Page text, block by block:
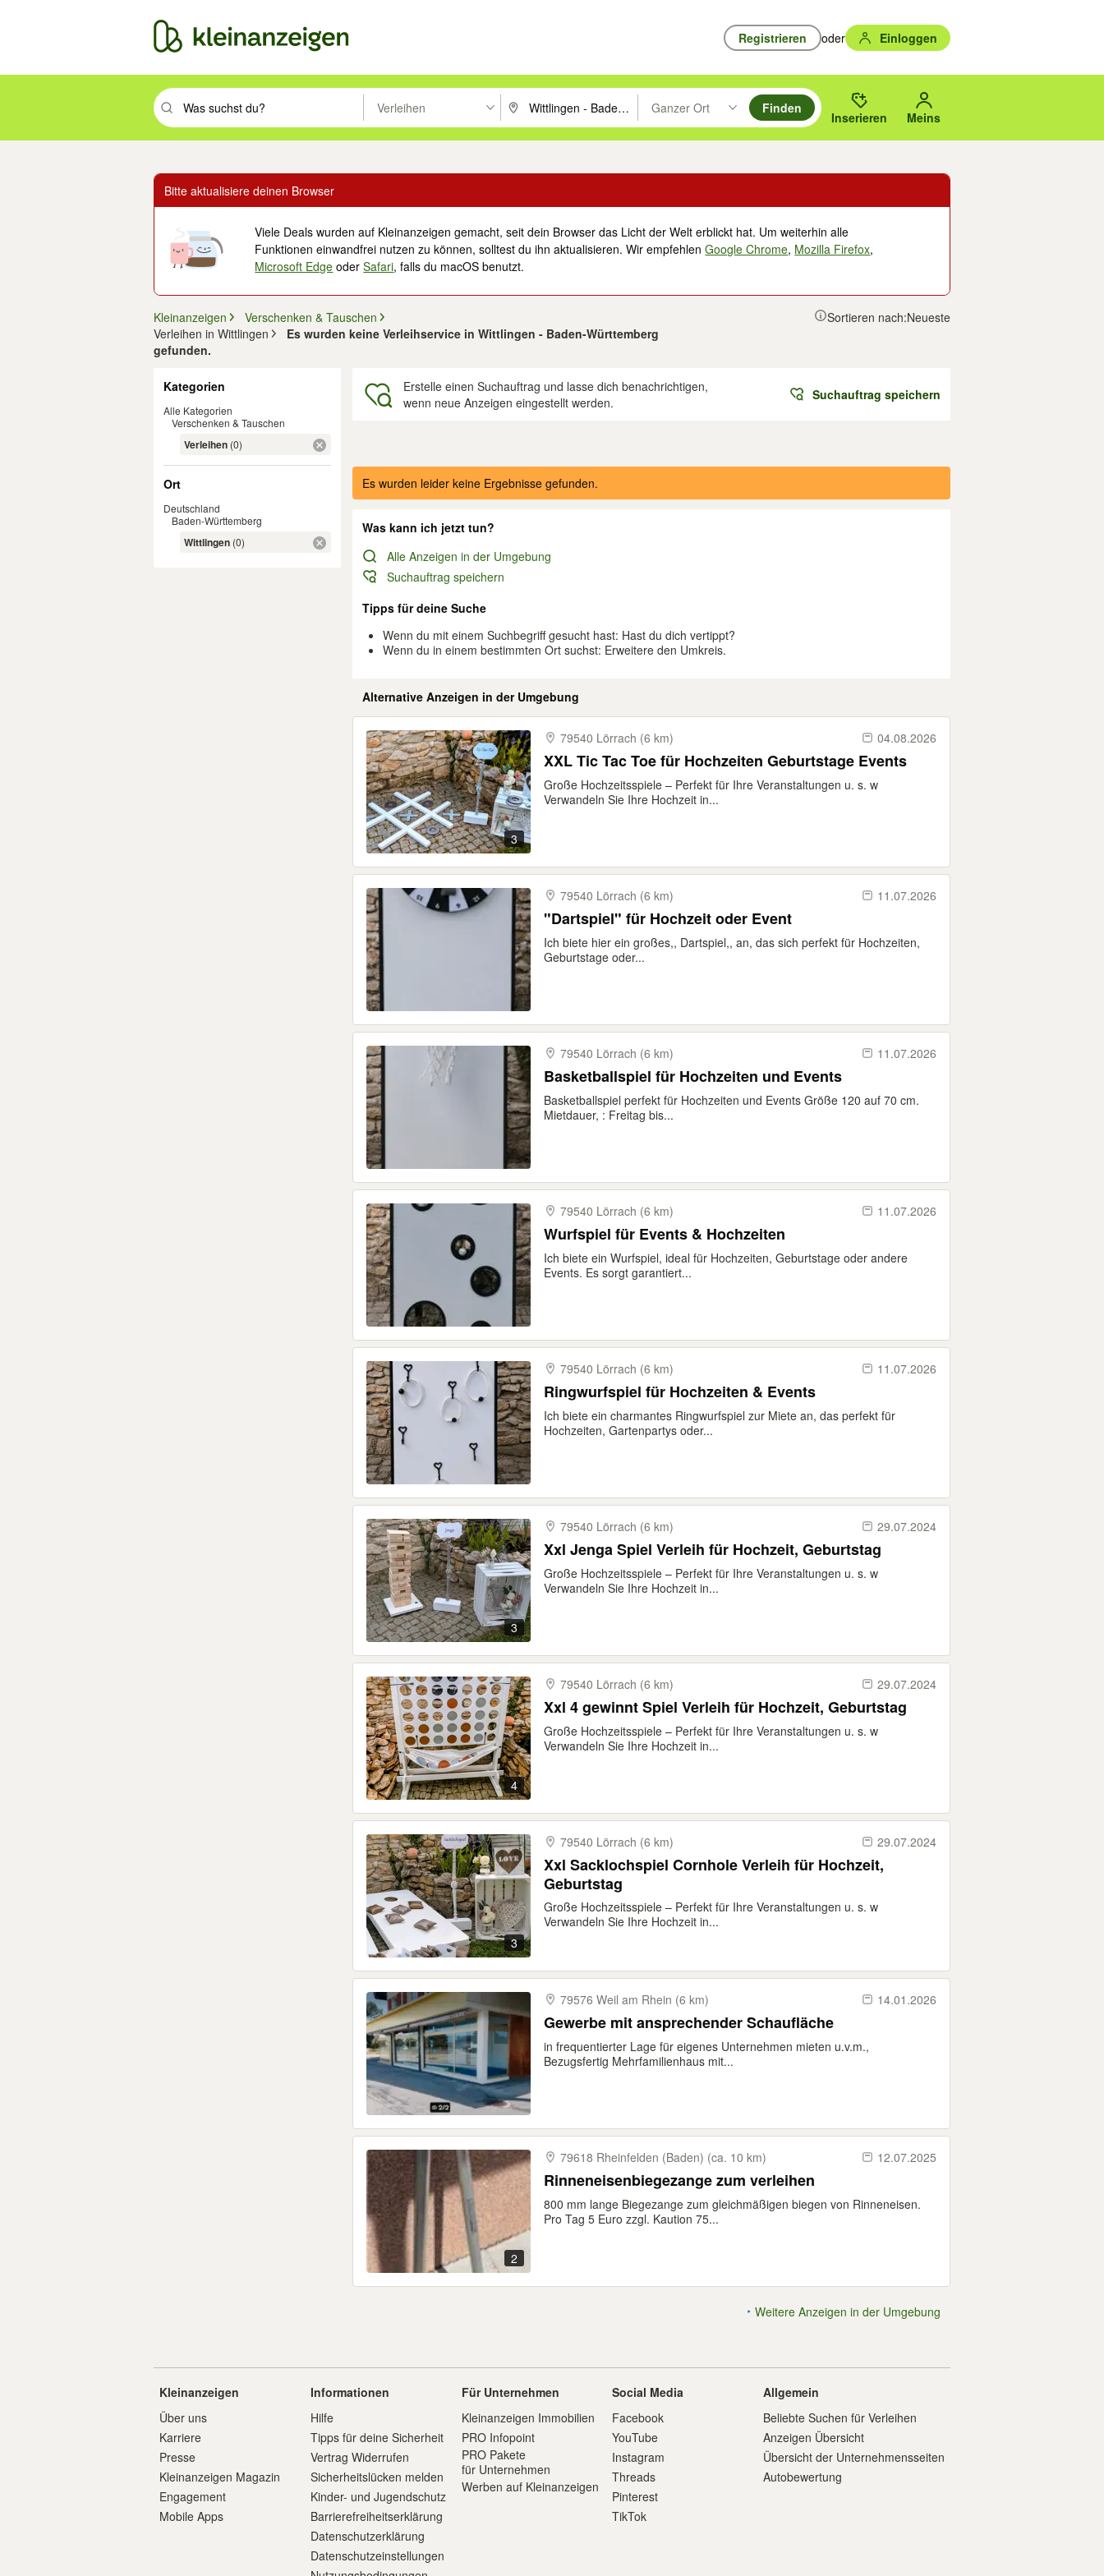
Registrieren oder Einloggen
Suchbegriff eingeben. Eingabetaste drücken um zu suchen, oder Vorschläge mit den Pfeiltasten nach oben/unten durchsuchen und mit Eingabetaste auswählen.
Verleihen PLZ oder Ort eingeben. Eingabetaste drücken um zu suchen, oder Vorschläge mit den Pfeiltasten nach oben/
Ganzer Ort
Suche im Umkreis des gewählten Orts oder PLZ.
Finden
Inserieren Meins
Bitte aktualisiere deinen Browser
Viele Deals wurden auf Kleinanzeigen gemacht, seit dein Browser das Licht der Welt erblickt hat. Um weiterhin alle
Funktionen einwandfrei nutzen zu können, solltest du ihn aktualisieren. Wir empfehlenGoogle Chrome, Mozilla Firefox,
Microsoft Edge oderSafari, falls du macOS benutzt.
Kleinanzeigen
Verschenken & Tauschen
Verleihen in Wittlingen
Es wurden keine Verleihservice in Wittlingen - Baden-Württemberg
gefunden.
Sortieren nach:Neueste
Kategorien
Alle Kategorien
Verschenken & Tauschen
Verleihen (0)
Ort
Deutschland
Baden-Württemberg
Wittlingen (0)
Erstelle einen Suchauftrag und lasse dich benachrichtigen,
wenn neue Anzeigen eingestellt werden.
Suchauftrag speichern
Ergebnisse
Es wurden leider keine Ergebnisse gefunden.
Was kann ich jetzt tun?
Alle Anzeigen in der Umgebung
Suchauftrag speichern
Tipps für deine Suche
Wenn du mit einem Suchbegriff gesucht hast: Hast du dich vertippt?
Wenn du in einem bestimmten Ort suchst: Erweitere den Umkreis.
Alternative Anzeigen in der Umgebung
3
79540 Lörrach (6 km) 04.08.2026
XXL Tic Tac Toe für Hochzeiten Geburtstage Events
Große Hochzeitsspiele – Perfekt für Ihre Veranstaltungen u. s. w
Verwandeln Sie Ihre Hochzeit in...
79540 Lörrach (6 km) 11.07.2026
"Dartspiel" für Hochzeit oder Event
Ich biete hier ein großes,, Dartspiel,, an, das sich perfekt für Hochzeiten,
Geburtstage oder...
79540 Lörrach (6 km) 11.07.2026
Basketballspiel für Hochzeiten und Events
Basketballspiel perfekt für Hochzeiten und Events Größe 120 auf 70 cm.
Mietdauer, : Freitag bis...
79540 Lörrach (6 km) 11.07.2026
Wurfspiel für Events & Hochzeiten
Ich biete ein Wurfspiel, ideal für Hochzeiten, Geburtstage oder andere
Events. Es sorgt garantiert...
79540 Lörrach (6 km) 11.07.2026
Ringwurfspiel für Hochzeiten & Events
Ich biete ein charmantes Ringwurfspiel zur Miete an, das perfekt für
Hochzeiten, Gartenpartys oder...
3
79540 Lörrach (6 km) 29.07.2024
Xxl Jenga Spiel Verleih für Hochzeit, Geburtstag
Große Hochzeitsspiele – Perfekt für Ihre Veranstaltungen u. s. w
Verwandeln Sie Ihre Hochzeit in...
4
79540 Lörrach (6 km) 29.07.2024
Xxl 4 gewinnt Spiel Verleih für Hochzeit, Geburtstag
Große Hochzeitsspiele – Perfekt für Ihre Veranstaltungen u. s. w
Verwandeln Sie Ihre Hochzeit in...
3
79540 Lörrach (6 km) 29.07.2024
Xxl Sacklochspiel Cornhole Verleih für Hochzeit,
Geburtstag
Große Hochzeitsspiele – Perfekt für Ihre Veranstaltungen u. s. w
Verwandeln Sie Ihre Hochzeit in...
79576 Weil am Rhein (6 km) 14.01.2026
Gewerbe mit ansprechender Schaufläche
in frequentierter Lage für eigenes Unternehmen mieten u.v.m.,
Bezugsfertig Mehrfamilienhaus mit...
2
79618 Rheinfelden (Baden) (ca. 10 km) 12.07.2025
Rinneneisenbiegezange zum verleihen
800 mm lange Biegezange zum gleichmäßigen biegen von Rinneneisen.
Pro Tag 5 Euro zzgl. Kaution 75...
Weitere Anzeigen in der Umgebung
Kleinanzeigen
Über uns
Karriere
Presse
Kleinanzeigen Magazin
Engagement
Mobile Apps
Informationen
Hilfe
Tipps für deine Sicherheit
Vertrag Widerrufen
Sicherheitslücken melden
Kinder- und Jugendschutz
Barrierefreiheitserklärung
Datenschutzerklärung
Datenschutzeinstellungen
Für Unternehmen
Kleinanzeigen Immobilien
PRO Infopoint
PRO Pakete
für Unternehmen
Werben auf Kleinanzeigen
Social Media
Facebook
YouTube
Instagram
Threads
Pinterest
TikTok
Allgemein
Beliebte Suchen für Verleihen
Anzeigen Übersicht
Übersicht der Unternehmensseiten
Autobewertung